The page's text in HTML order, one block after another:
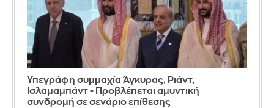
Υπεγράφη συμμαχία Άγκυρας, Ριάντ,
Ισλαμαμπάντ - Προβλέπεται αμυντική
συνδρομή σε σενάριο επίθεσης